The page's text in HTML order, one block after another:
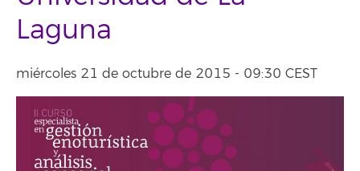
Laguna
miércoles 21 de octubre de 2015 - 09:30 CEST